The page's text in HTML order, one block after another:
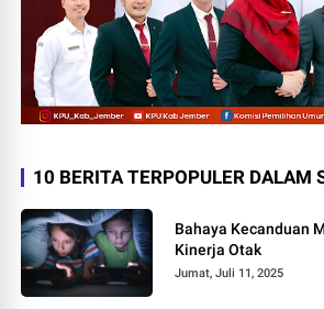
10 BERITA TERPOPULER DALAM
Bahaya Kecanduan
Kinerja Otak
Jumat, Juli 11, 2025